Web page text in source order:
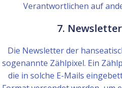
Verantwortlichen auf
7.
Die Newsletter der
sogenannte Zählpixel. Ein
die in solche E-Mails